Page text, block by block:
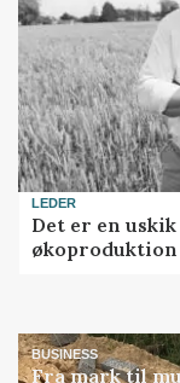
LEDER
Det er en
økoproduktion
BUSINESS
Fra mark til